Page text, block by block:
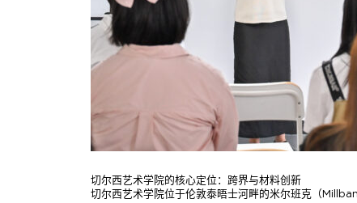
切尔西艺术学院的核心定位：跨界与材料创新
切尔西艺术学院位于伦敦泰晤士河畔的米尔班克（